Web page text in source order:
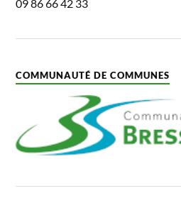
09 86 66 42 33
COMMUNAUTÉ DE COMMUNES